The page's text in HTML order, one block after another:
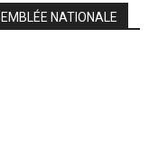
NATIONALE